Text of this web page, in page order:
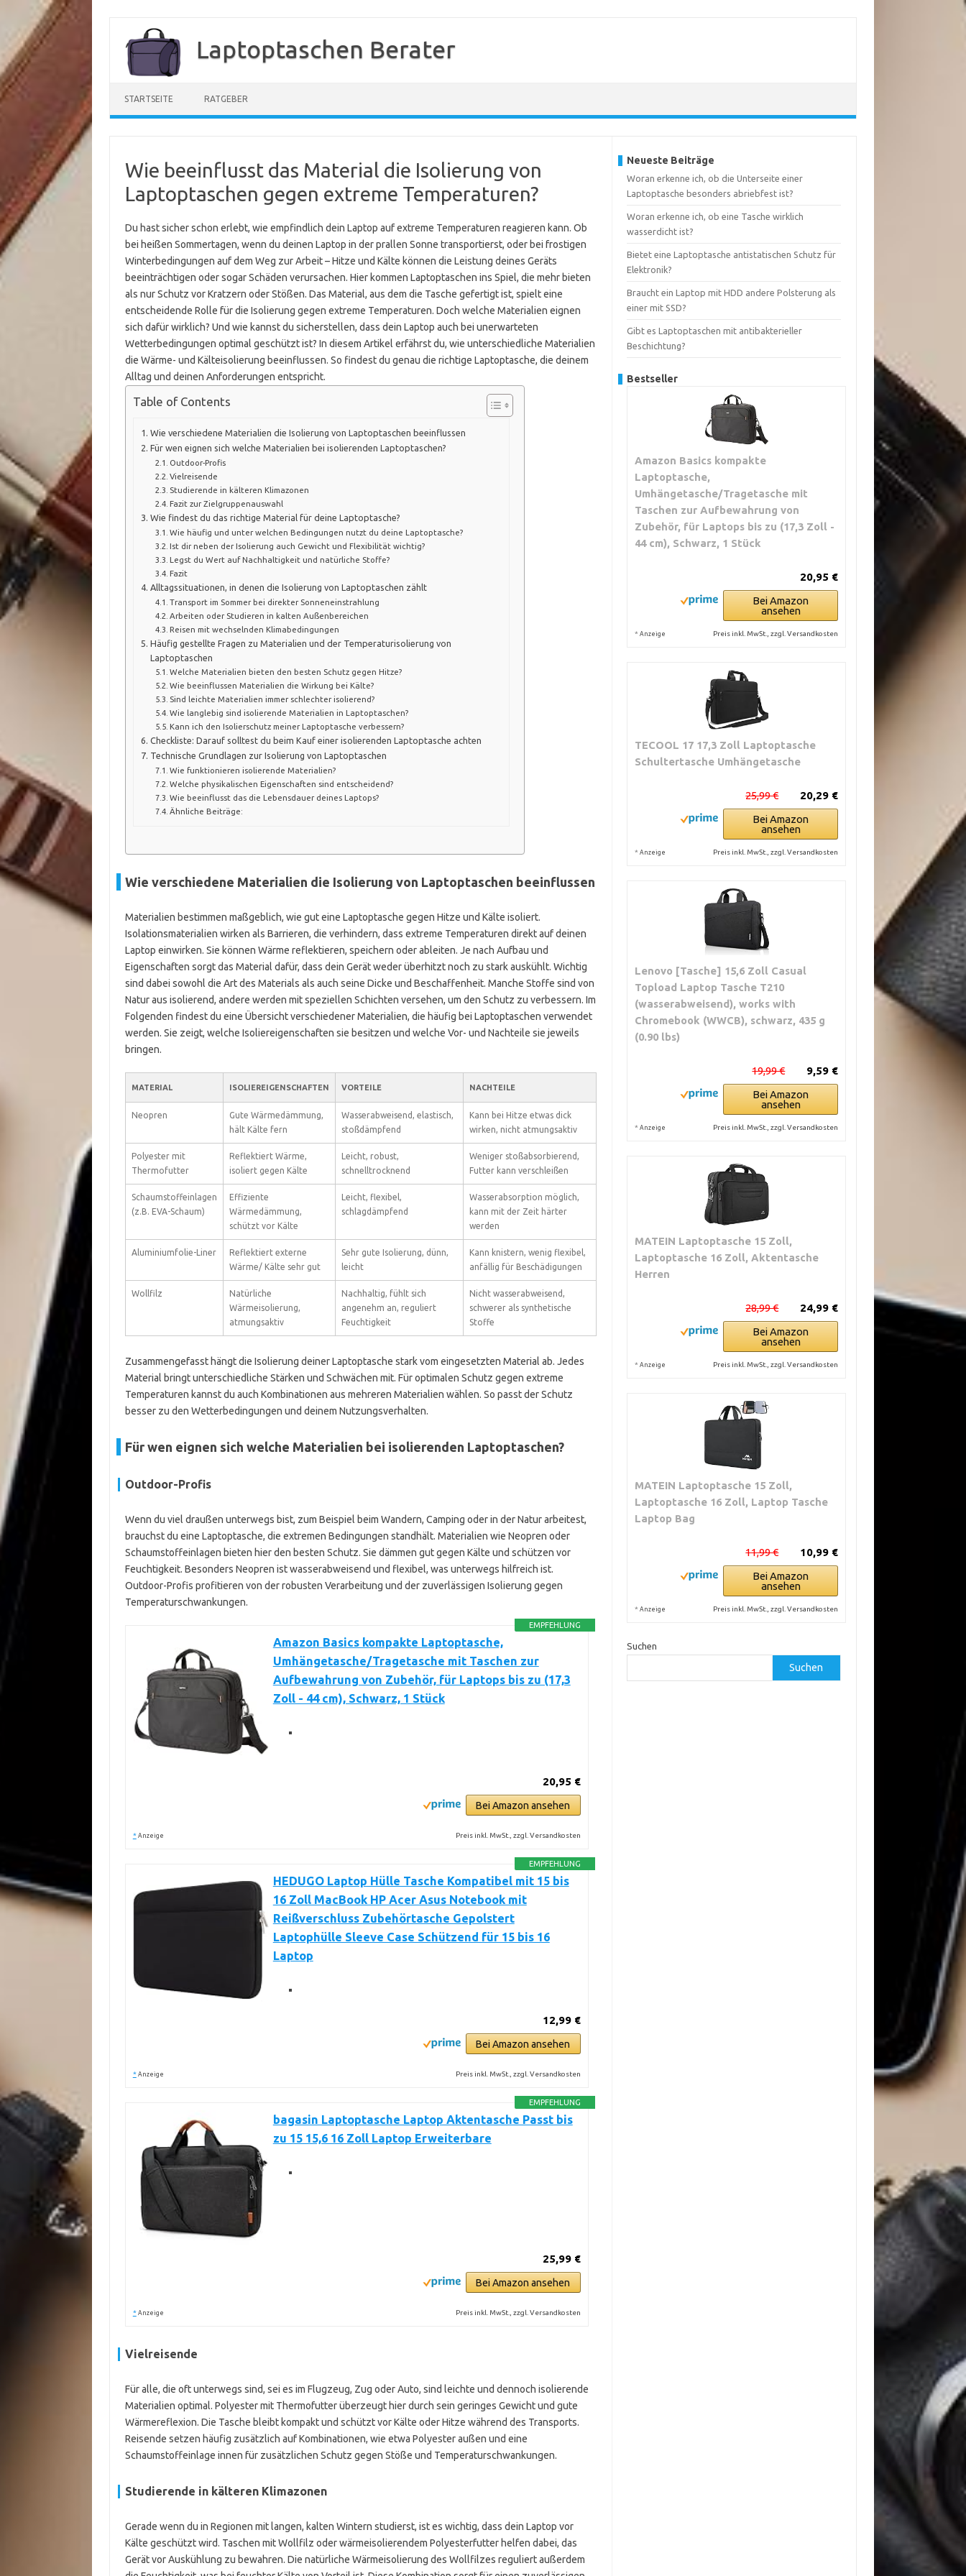
springen
Laptoptaschen Berater
STARTSEITE RATGEBER
Wie beeinflusst das Material die Isolierung von
Laptoptaschen gegen extreme Temperaturen?
Du hast sicher schon erlebt, wie empfindlich dein Laptop auf extreme Temperaturen reagieren kann. Ob
bei heißen Sommertagen, wenn du deinen Laptop in der prallen Sonne transportierst, oder bei frostigen
Winterbedingungen auf dem Weg zur Arbeit – Hitze und Kälte können die Leistung deines Geräts
beeinträchtigen oder sogar Schäden verursachen. Hier kommen Laptoptaschen ins Spiel, die mehr bieten
als nur Schutz vor Kratzern oder Stößen. Das Material, aus dem die Tasche gefertigt ist, spielt eine
entscheidende Rolle für die Isolierung gegen extreme Temperaturen. Doch welche Materialien eignen
sich dafür wirklich? Und wie kannst du sicherstellen, dass dein Laptop auch bei unerwarteten
Wetterbedingungen optimal geschützt ist? In diesem Artikel erfährst du, wie unterschiedliche Materialien
die Wärme- und Kälteisolierung beeinflussen. So findest du genau die richtige Laptoptasche, die deinem
Alltag und deinen Anforderungen entspricht.
Table of Contents
Wie verschiedene Materialien die Isolierung von Laptoptaschen beeinflussen
Für wen eignen sich welche Materialien bei isolierenden Laptoptaschen?
Outdoor-Profis
Vielreisende
Studierende in kälteren Klimazonen
Fazit zur Zielgruppenauswahl
Wie findest du das richtige Material für deine Laptoptasche?
Wie häufig und unter welchen Bedingungen nutzt du deine Laptoptasche?
Ist dir neben der Isolierung auch Gewicht und Flexibilität wichtig?
Legst du Wert auf Nachhaltigkeit und natürliche Stoffe?
Fazit
Alltagssituationen, in denen die Isolierung von Laptoptaschen zählt
Transport im Sommer bei direkter Sonneneinstrahlung
Arbeiten oder Studieren in kalten Außenbereichen
Reisen mit wechselnden Klimabedingungen
Häufig gestellte Fragen zu Materialien und der Temperaturisolierung von
Laptoptaschen
Welche Materialien bieten den besten Schutz gegen Hitze?
Wie beeinflussen Materialien die Wirkung bei Kälte?
Sind leichte Materialien immer schlechter isolierend?
Wie langlebig sind isolierende Materialien in Laptoptaschen?
Kann ich den Isolierschutz meiner Laptoptasche verbessern?
Checkliste: Darauf solltest du beim Kauf einer isolierenden Laptoptasche achten
Technische Grundlagen zur Isolierung von Laptoptaschen
Wie funktionieren isolierende Materialien?
Welche physikalischen Eigenschaften sind entscheidend?
Wie beeinflusst das die Lebensdauer deines Laptops?
Ähnliche Beiträge:
Wie verschiedene Materialien die Isolierung von Laptoptaschen beeinflussen
Materialien bestimmen maßgeblich, wie gut eine Laptoptasche gegen Hitze und Kälte isoliert.
Isolationsmaterialien wirken als Barrieren, die verhindern, dass extreme Temperaturen direkt auf deinen
Laptop einwirken. Sie können Wärme reflektieren, speichern oder ableiten. Je nach Aufbau und
Eigenschaften sorgt das Material dafür, dass dein Gerät weder überhitzt noch zu stark auskühlt. Wichtig
sind dabei sowohl die Art des Materials als auch seine Dicke und Beschaffenheit. Manche Stoffe sind von
Natur aus isolierend, andere werden mit speziellen Schichten versehen, um den Schutz zu verbessern. Im
Folgenden findest du eine Übersicht verschiedener Materialien, die häufig bei Laptoptaschen verwendet
werden. Sie zeigt, welche Isoliereigenschaften sie besitzen und welche Vor- und Nachteile sie jeweils
bringen.
MATERIAL ISOLIEREIGENSCHAFTEN VORTEILE NACHTEILE
Neopren
Gute Wärmedämmung,
hält Kälte fern
Wasserabweisend, elastisch,
stoßdämpfend
Kann bei Hitze etwas dick
wirken, nicht atmungsaktiv
Polyester mit
Thermofutter
Reflektiert Wärme,
isoliert gegen Kälte
Leicht, robust,
schnelltrocknend
Weniger stoßabsorbierend,
Futter kann verschleißen
Schaumstoffeinlagen
(z.B. EVA-Schaum)
Effiziente
Wärmedämmung,
schützt vor Kälte
Leicht, flexibel,
schlagdämpfend
Wasserabsorption möglich,
kann mit der Zeit härter
werden
Aluminiumfolie-Liner
Reflektiert externe
Wärme/ Kälte sehr gut
Sehr gute Isolierung, dünn,
leicht
Kann knistern, wenig flexibel,
anfällig für Beschädigungen
Wollfilz
Natürliche
Wärmeisolierung,
atmungsaktiv
Nachhaltig, fühlt sich
angenehm an, reguliert
Feuchtigkeit
Nicht wasserabweisend,
schwerer als synthetische
Stoffe
Zusammengefasst hängt die Isolierung deiner Laptoptasche stark vom eingesetzten Material ab. Jedes
Material bringt unterschiedliche Stärken und Schwächen mit. Für optimalen Schutz gegen extreme
Temperaturen kannst du auch Kombinationen aus mehreren Materialien wählen. So passt der Schutz
besser zu den Wetterbedingungen und deinem Nutzungsverhalten.
Für wen eignen sich welche Materialien bei isolierenden Laptoptaschen?
Outdoor-Profis
Wenn du viel draußen unterwegs bist, zum Beispiel beim Wandern, Camping oder in der Natur arbeitest,
brauchst du eine Laptoptasche, die extremen Bedingungen standhält. Materialien wie Neopren oder
Schaumstoffeinlagen bieten hier den besten Schutz. Sie dämmen gut gegen Kälte und schützen vor
Feuchtigkeit. Besonders Neopren ist wasserabweisend und flexibel, was unterwegs hilfreich ist.
Outdoor-Profis profitieren von der robusten Verarbeitung und der zuverlässigen Isolierung gegen
Temperaturschwankungen.
EMPFEHLUNG
Amazon Basics kompakte Laptoptasche,
Umhängetasche/Tragetasche mit Taschen zur
Aufbewahrung von Zubehör, für Laptops bis zu (17,3
Zoll - 44 cm), Schwarz, 1 Stück
20,95 €
Bei Amazon ansehen
* Anzeige Preis inkl. MwSt., zzgl. Versandkosten
EMPFEHLUNG
HEDUGO Laptop Hülle Tasche Kompatibel mit 15 bis
16 Zoll MacBook HP Acer Asus Notebook mit
Reißverschluss Zubehörtasche Gepolstert
Laptophülle Sleeve Case Schützend für 15 bis 16
Laptop
12,99 €
Bei Amazon ansehen
* Anzeige Preis inkl. MwSt., zzgl. Versandkosten
EMPFEHLUNG
bagasin Laptoptasche Laptop Aktentasche Passt bis
zu 15 15,6 16 Zoll Laptop Erweiterbare
25,99 €
Bei Amazon ansehen
* Anzeige Preis inkl. MwSt., zzgl. Versandkosten
Vielreisende
Für alle, die oft unterwegs sind, sei es im Flugzeug, Zug oder Auto, sind leichte und dennoch isolierende
Materialien optimal. Polyester mit Thermofutter überzeugt hier durch sein geringes Gewicht und gute
Wärmereflexion. Die Tasche bleibt kompakt und schützt vor Kälte oder Hitze während des Transports.
Reisende setzen häufig zusätzlich auf Kombinationen, wie etwa Polyester außen und eine
Schaumstoffeinlage innen für zusätzlichen Schutz gegen Stöße und Temperaturschwankungen.
Studierende in kälteren Klimazonen
Gerade wenn du in Regionen mit langen, kalten Wintern studierst, ist es wichtig, dass dein Laptop vor
Kälte geschützt wird. Taschen mit Wollfilz oder wärmeisolierendem Polyesterfutter helfen dabei, das
Gerät vor Auskühlung zu bewahren. Die natürliche Wärmeisolierung des Wollfilzes reguliert außerdem
Neueste Beiträge
Woran erkenne ich, ob die Unterseite einer
Laptoptasche besonders abriebfest ist?
Woran erkenne ich, ob eine Tasche wirklich
wasserdicht ist?
Bietet eine Laptoptasche antistatischen Schutz für
Elektronik?
Braucht ein Laptop mit HDD andere Polsterung als
einer mit SSD?
Gibt es Laptoptaschen mit antibakterieller
Beschichtung?
Bestseller
Amazon Basics kompakte
Laptoptasche,
Umhängetasche/Tragetasche mit
Taschen zur Aufbewahrung von
Zubehör, für Laptops bis zu (17,3 Zoll -
44 cm), Schwarz, 1 Stück
20,95 €
Bei Amazon
ansehen
* Anzeige Preis inkl. MwSt., zzgl. Versandkosten
TECOOL 17 17,3 Zoll Laptoptasche
Schultertasche Umhängetasche
20,29 €
25,99 €
Bei Amazon
ansehen
* Anzeige Preis inkl. MwSt., zzgl. Versandkosten
Lenovo [Tasche] 15,6 Zoll Casual
Topload Laptop Tasche T210
(wasserabweisend), works with
Chromebook (WWCB), schwarz, 435 g
(0.90 lbs)
9,59 €
19,99 €
Bei Amazon
ansehen
* Anzeige Preis inkl. MwSt., zzgl. Versandkosten
MATEIN Laptoptasche 15 Zoll,
Laptoptasche 16 Zoll, Aktentasche
Herren
24,99 €
28,99 €
Bei Amazon
ansehen
* Anzeige Preis inkl. MwSt., zzgl. Versandkosten
MATEIN Laptoptasche 15 Zoll,
Laptoptasche 16 Zoll, Laptop Tasche
Laptop Bag
10,99 €
11,99 €
Bei Amazon
ansehen
* Anzeige Preis inkl. MwSt., zzgl. Versandkosten
Suchen
Suchen